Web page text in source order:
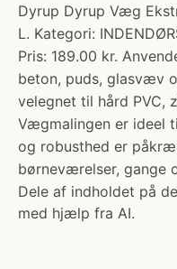
Dyrup Dyrup Væg
L. Kategori:
Pris: 189.00 kr.
beton, puds, glasvæv
velegnet til hård PVC,
Vægmalingen er ideel
og robusthed er
børneværelser, gange
Dele af indholdet på
med hjælp fra AI.